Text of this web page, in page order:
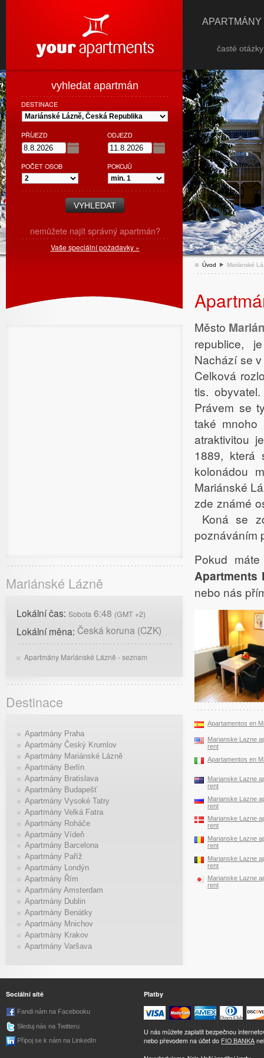
časté
Úvod Mariánské
Město
republice,
Nachází se
Celková
tis.
Právem se
také mnoho
atraktivitou
1889, která
kolonádou
Mariánské
zde známé
Koná se
poznáváním
Pokud
Apartments
nebo nás
Apartamentos en
Marianske Lazne
rent
Apartamentos en
Marianske Lazne
rent
Marianske Lazne
rent
Marianske Lazne
rent
Marianske Lazne
rent
Marianske Lazne
rent
Marianske Lazne
rent
vyhledat apartmán
DESTINACE
PŘÍJEZD ODJEZD
POČET OSOB POKOJŮ
nemůžete najít správný apartmán?
Vaše speciální požadavky »
Mariánské Lázně
Lokální čas: Sobota 6:48 (GMT +2)
Lokální měna: Česká koruna (CZK)
Apartmány Mariánské Lázně - seznam
Destinace
Apartmány Praha
Apartmány Český Krumlov
Apartmány Mariánské Lázně
Apartmány Berlín
Apartmány Bratislava
Apartmány Budapešť
Apartmány Vysoké Tatry
Apartmány Velká Fatra
Apartmány Roháče
Apartmány Vídeň
Apartmány Barcelona
Apartmány Paříž
Apartmány Londýn
Apartmány Řím
Apartmány Amsterdam
Apartmány Dublin
Apartmány Benátky
Apartmány Mnichov
Apartmány Krakov
Apartmány Varšava
Sociální sítě
Fandi nám na Facebooku
Sleduj nás na Twitteru
Připoj se k nám na LinkedIn
Platby
U nás můžete zaplatit bezpečnou
nebo převodem na účet do FIO BANKA